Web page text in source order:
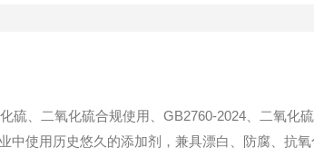
硫、二氧化硫合规使用、GB2760-2024、二氧化
中使用历史悠久的添加剂，兼具漂白、防腐、抗